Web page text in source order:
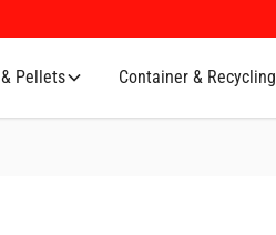
Pellets Container & Recycling